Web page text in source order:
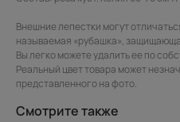
Внешние лепестки могут
называемая «рубашка»,
Вы легко можете удалить ее по
Реальный цвет товара может
представленного на фото.
Смотрите также